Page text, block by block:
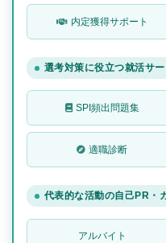
内定獲得サポート
選考対策に役立つ就活サー
SPI頻出問題集
適職診断
代表的な活動の自己PR・
アルバイト